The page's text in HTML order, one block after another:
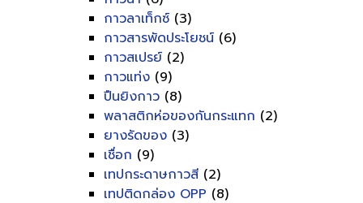
กาวลาเท็กซ์ (3)
กาวสารพัดประโยชน์ (6)
กาวสเปรย์ (2)
กาวแท่ง (9)
ปืนยิงกาว (8)
พลาสติกห่อของกันกระแทก (2)
ยางรัดของ (3)
เชื่อก (9)
เทปกระดาษกาวสี (2)
เทปติดกล่อง OPP (8)